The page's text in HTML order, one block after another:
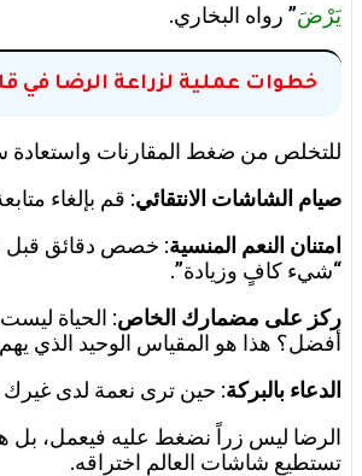
يَرْضَ” رواه البخاري.
خطوات عملية لزراعة الرضا في
للتخلص من ضغط المقارنات واستعادة
صيام الشاشات الانتقائي: قم بإلغاء
امتنان النعم المنسية: خصص دقائق قبل
“شيء كافٍ وزيادة”.
ركز على مضمارك الخاص: الحياة
أفضل؟ هذا هو المقياس الوحيد الذي
الدعاء بالبركة: حين ترى نعمة لدى غيرك
الرضا ليس زراً نضغط عليه فيعمل، بل
تستطيع شاشات العالم اختراقه.